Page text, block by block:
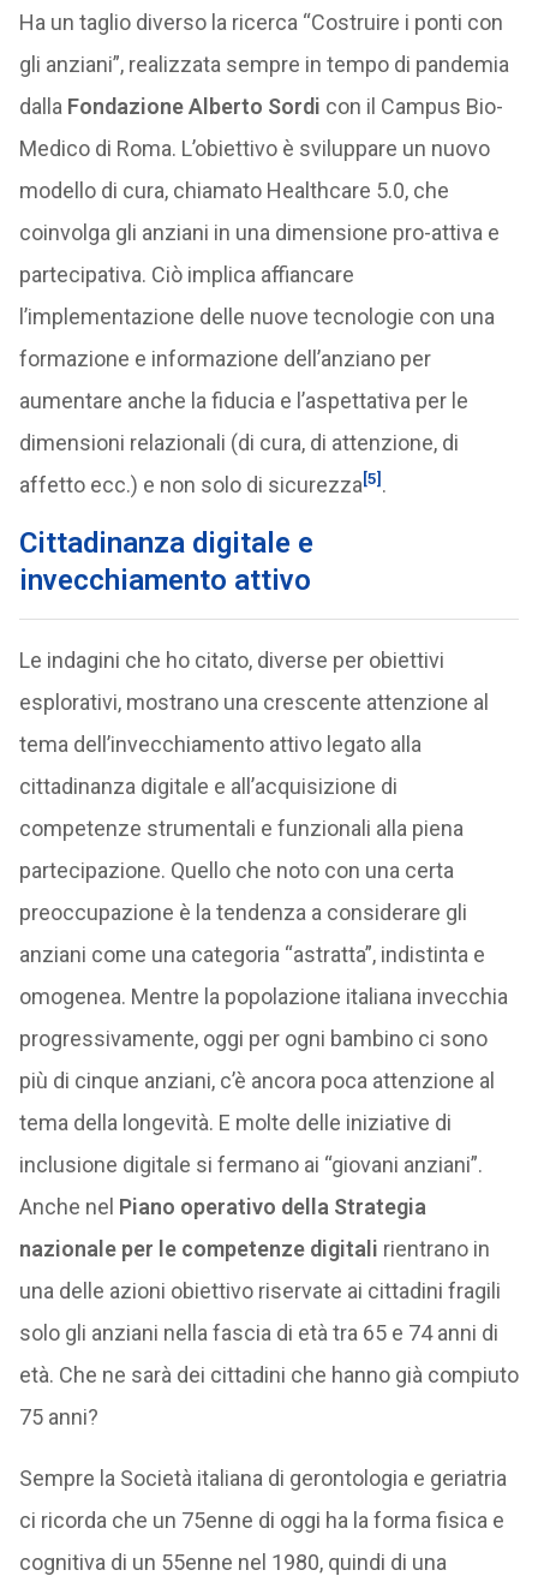
Ha un taglio diverso la ricerca “Costruire i ponti con
gli anziani”, realizzata sempre in tempo di pandemia
dalla Fondazione Alberto Sordi con il Campus Bio-
Medico di Roma. L’obiettivo è sviluppare un nuovo
modello di cura, chiamato Healthcare 5.0, che
coinvolga gli anziani in una dimensione pro-attiva e
partecipativa. Ciò implica affiancare
l’implementazione delle nuove tecnologie con una
formazione e informazione dell’anziano per
aumentare anche la fiducia e l’aspettativa per le
dimensioni relazionali (di cura, di attenzione, di
affetto ecc.) e non solo di sicurezza[5] .
Cittadinanza digitale e
invecchiamento attivo
Le indagini che ho citato, diverse per obiettivi
esplorativi, mostrano una crescente attenzione al
tema dell’invecchiamento attivo legato alla
cittadinanza digitale e all’acquisizione di
competenze strumentali e funzionali alla piena
partecipazione. Quello che noto con una certa
preoccupazione è la tendenza a considerare gli
anziani come una categoria “astratta”, indistinta e
omogenea. Mentre la popolazione italiana invecchia
progressivamente, oggi per ogni bambino ci sono
più di cinque anziani, c’è ancora poca attenzione al
tema della longevità. E molte delle iniziative di
inclusione digitale si fermano ai “giovani anziani”.
Anche nel Piano operativo della Strategia
nazionale per le competenze digitali rientrano in
una delle azioni obiettivo riservate ai cittadini fragili
solo gli anziani nella fascia di età tra 65 e 74 anni di
età. Che ne sarà dei cittadini che hanno già compiuto
75 anni?
Sempre la Società italiana di gerontologia e geriatria
ci ricorda che un 75enne di oggi ha la forma fisica e
cognitiva di un 55enne nel 1980, quindi di una